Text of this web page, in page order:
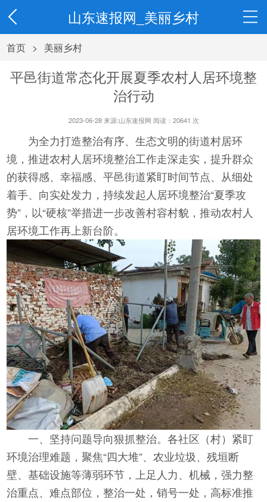
山东速报网_美丽乡村
首页 > 美丽乡村
平邑街道常态化开展夏季农村人居环境整
治行动
2023-06-28 来源:山东速报网 阅读： 20641 次
为全力打造整治有序、生态文明的街道村居环
境，推进农村人居环境整治工作走深走实，提升群众
的获得感、幸福感、平邑街道紧盯时间节点、从细处
着手、向实处发力，持续发起人居环境整治“夏季攻
势”，以“硬核”举措进一步改善村容村貌，推动农村人
居环境工作再上新台阶。
一、坚持问题导向狠抓整治。各社区（村）紧盯
环境治理难题，聚焦“四大堆”、农业垃圾、残垣断
壁、基础设施等薄弱环节，上足人力、机械，强力整
治重点、难点部位，整治一处，销号一处，高标准推